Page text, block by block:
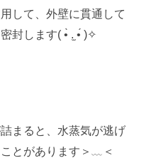
して、外壁に貫通して
封します( •̀ .̫ •́ )✧
まると、水蒸気が逃げ
とがあります＞﹏＜